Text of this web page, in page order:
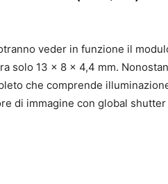
veder in funzione il
solo 13 x 8 x 4,4 mm.
che comprende
di immagine con global shutter